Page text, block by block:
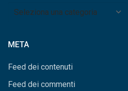
Archivio
META
Feed dei contenuti
Feed dei commenti